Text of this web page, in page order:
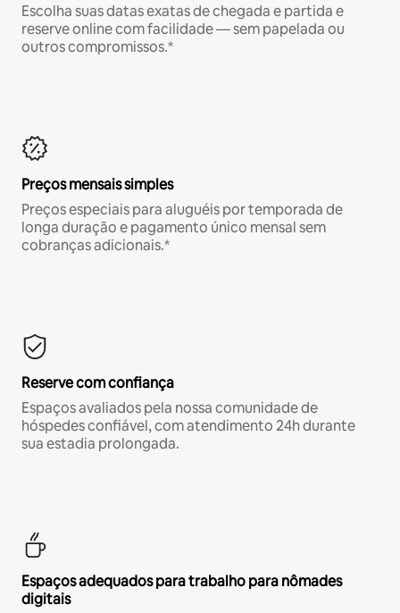
Escolha suas datas exatas de chegada e partida e
reserve online com facilidade — sem papelada ou
outros compromissos.*
Preços mensais simples
Preços especiais para aluguéis por temporada de
longa duração e pagamento único mensal sem
cobranças adicionais.*
Reserve com confiança
Espaços avaliados pela nossa comunidade de
hóspedes confiável, com atendimento 24h durante
sua estadia prolongada.
Espaços adequados para trabalho para nômades
digitais